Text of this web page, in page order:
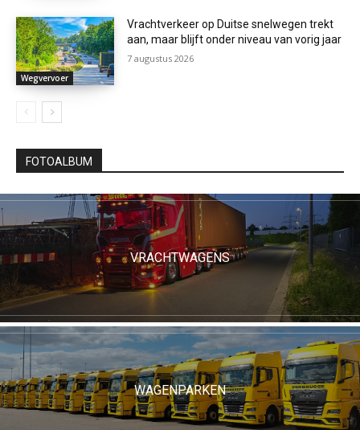
Wegvervoer
Vrachtverkeer op Duitse snelwegen trekt
aan, maar blijft onder niveau van vorig jaar
7 augustus 2026
FOTOALBUM
VRACHTWAGENS
WAGENPARKEN